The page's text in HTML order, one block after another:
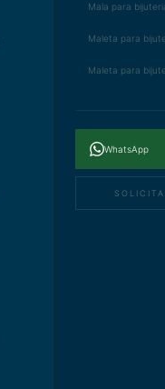
Mala para
Maleta para
Maleta para
WhatsApp